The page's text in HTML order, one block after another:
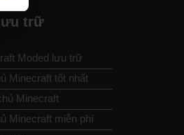
trữ
Moded lưu trữ
Minecraft tốt nhất
Minecraft
Minecraft miễn phí